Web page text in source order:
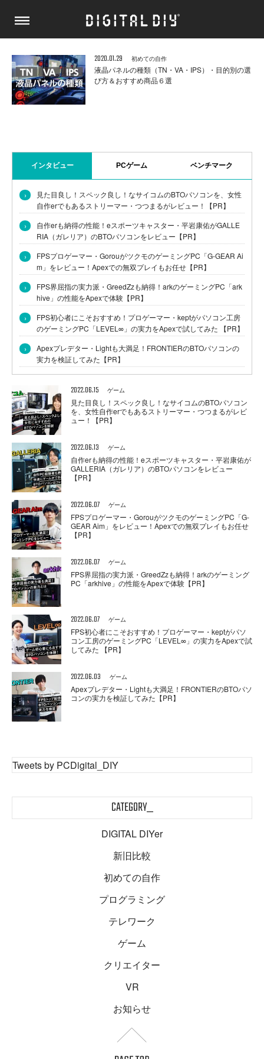
2020.01.29 初めての自作
液晶パネルの種類（TN・VA・IPS）・目的別の選
び方＆おすすめ商品６選
インタビュー PCゲーム ベンチマーク
›
見た目良し！スペック良し！なサイコムのBTOパソコンを、女性
自作erでもあるストリーマー・つつまるがレビュー！【PR】
›
自作erも納得の性能！eスポーツキャスター・平岩康佑がGALLE
RIA（ガレリア）のBTOパソコンをレビュー【PR】
›
FPSプロゲーマー・GorouがツクモのゲーミングPC「G-GEAR Ai
m」をレビュー！Apexでの無双プレイもお任せ【PR】
›
FPS界屈指の実力派・GreedZzも納得！arkのゲーミングPC「ark
hive」の性能をApexで体験【PR】
›
FPS初心者にこそおすすめ！プロゲーマー・keptがパソコン工房
のゲーミングPC「LEVEL∞」の実力をApexで試してみた 【PR】
›
Apexプレデター・Lightも大満足！FRONTIERのBTOパソコンの
実力を検証してみた【PR】
2022.06.15 ゲーム
見た目良し！スペック良し！なサイコムのBTOパソコン
を、女性自作erでもあるストリーマー・つつまるがレビ
ュー！【PR】
2022.06.13 ゲーム
自作erも納得の性能！eスポーツキャスター・平岩康佑が
GALLERIA（ガレリア）のBTOパソコンをレビュー
【PR】
2022.06.07 ゲーム
FPSプロゲーマー・GorouがツクモのゲーミングPC「G-
GEAR Aim」をレビュー！Apexでの無双プレイもお任せ
【PR】
2022.06.07 ゲーム
FPS界屈指の実力派・GreedZzも納得！arkのゲーミング
PC「arkhive」の性能をApexで体験【PR】
2022.06.07 ゲーム
FPS初心者にこそおすすめ！プロゲーマー・keptがパソ
コン工房のゲーミングPC「LEVEL∞」の実力をApexで試
してみた 【PR】
2022.06.03 ゲーム
Apexプレデター・Lightも大満足！FRONTIERのBTOパソ
コンの実力を検証してみた【PR】
Tweets by PCDigital_DIY
CATEGORY_
DIGITAL DIYer
新旧比較
初めての自作
プログラミング
テレワーク
ゲーム
クリエイター
VR
お知らせ